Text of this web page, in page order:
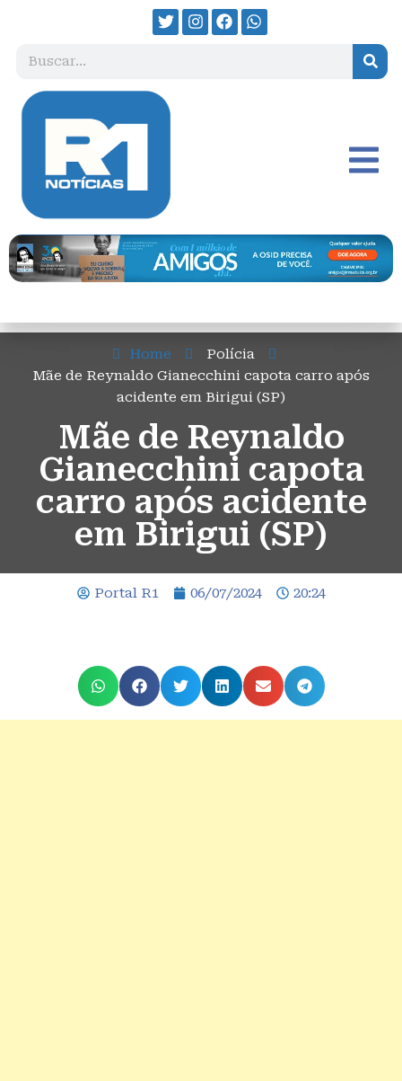
Home
Polícia
Mãe de Reynaldo Gianecchini capota carro após
acidente em Birigui (SP)
Mãe de Reynaldo
Gianecchini capota
carro após acidente
em Birigui (SP)
Portal R1 06/07/2024 20:24